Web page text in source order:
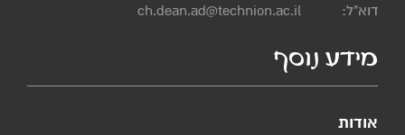
דוא"ל:
ch.dean.ad@technion.ac.il
מידע נוסף
אודות